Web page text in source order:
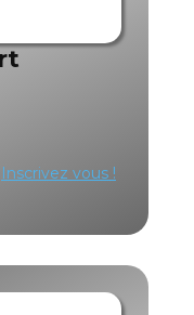
Inscrivez vous !